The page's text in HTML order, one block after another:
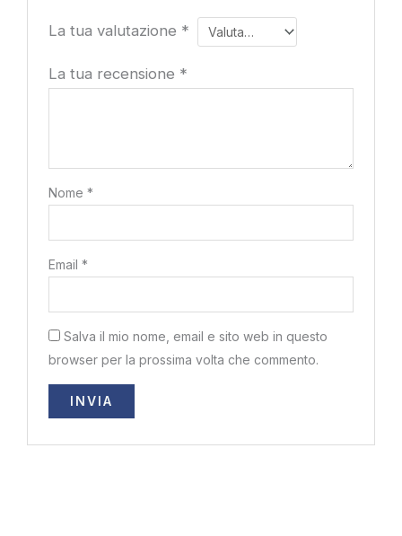
La tua valutazione *
La tua recensione *
Nome*
Email*
Salva il mio nome, email e sito web in questo
browser per la prossima volta che commento.